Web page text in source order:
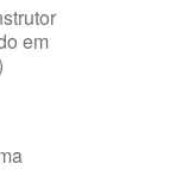
em